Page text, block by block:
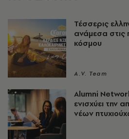
Τέσσερις
ανάμεσα στις
κόσμου
A.V. Team
Alumni
ενισχύει την
νέων